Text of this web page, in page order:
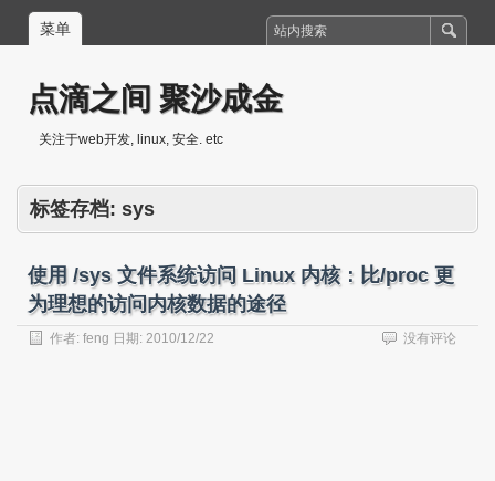
菜单
点滴之间 聚沙成金
关注于web开发, linux, 安全. etc
标签存档: sys
使用 /sys 文件系统访问 Linux 内核：比/proc 更
为理想的访问内核数据的途径
作者: feng 日期: 2010/12/22 没有评论